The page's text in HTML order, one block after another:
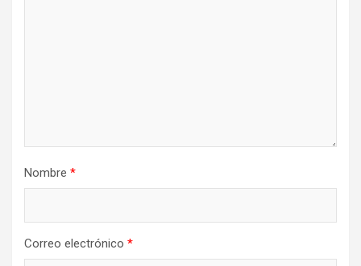
Nombre *
Correo electrónico *